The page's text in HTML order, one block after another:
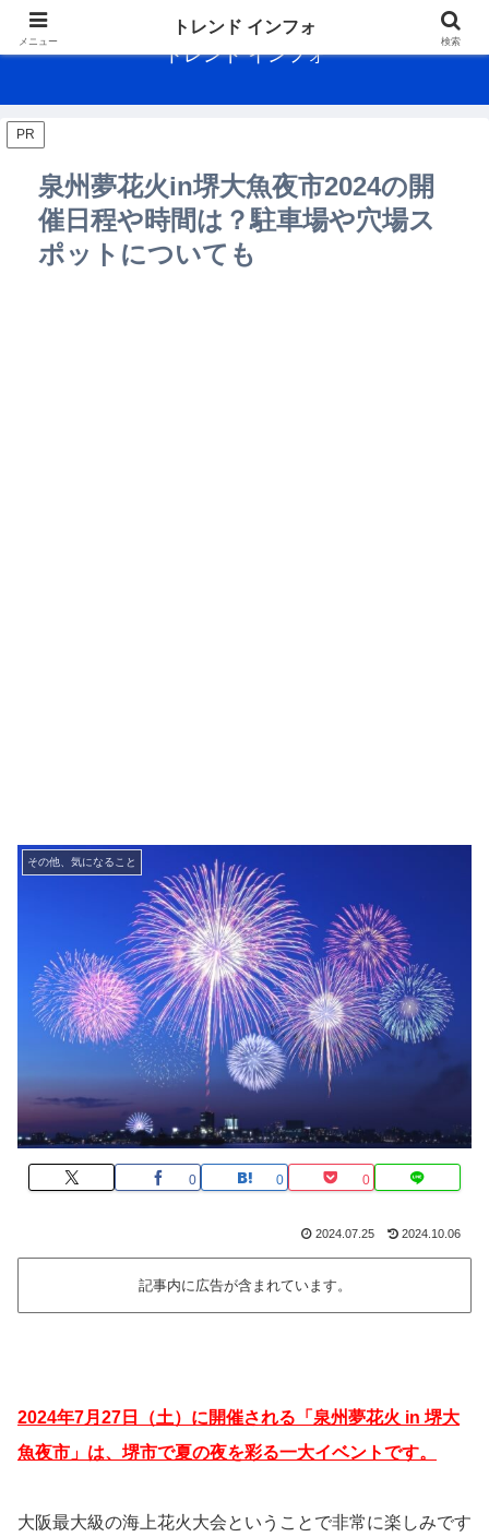
メニュー
トレンド インフォ
検索
トレンド インフォ
PR
泉州夢花火in堺大魚夜市2024の開
催日程や時間は？駐車場や穴場ス
ポットについても
その他、気になること
0 0 0
2024.07.25 2024.10.06
記事内に広告が含まれています。
2024年7月27日（土）に開催される「泉州夢花火 in 堺大
魚夜市」は、堺市で夏の夜を彩る一大イベントです。
大阪最大級の海上花火大会ということで非常に楽しみです